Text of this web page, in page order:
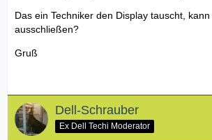
Das ein Techniker den Display tauscht,
ausschließen?
Gruß
Dell-Schrauber
Ex Dell Techi Moderator